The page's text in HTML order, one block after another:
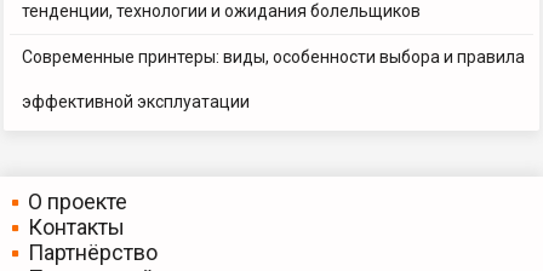
тенденции, технологии и ожидания болельщиков
Современные принтеры: виды, особенности выбора и правила
эффективной эксплуатации
О проекте
Контакты
Партнёрство